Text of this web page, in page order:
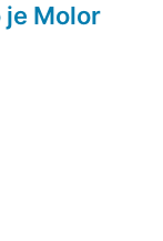
je Molor